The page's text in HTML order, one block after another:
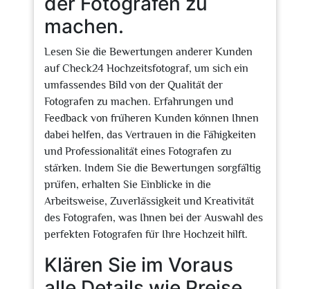
machen.
Lesen Sie die Bewertungen anderer Kunden
auf Check24 Hochzeitsfotograf, um sich ein
umfassendes Bild von der Qualität der
Fotografen zu machen. Erfahrungen und
Feedback von früheren Kunden können Ihnen
dabei helfen, das Vertrauen in die Fähigkeiten
und Professionalität eines Fotografen zu
stärken. Indem Sie die Bewertungen sorgfältig
prüfen, erhalten Sie Einblicke in die
Arbeitsweise, Zuverlässigkeit und Kreativität
des Fotografen, was Ihnen bei der Auswahl des
perfekten Fotografen für Ihre Hochzeit hilft.
Klären Sie im Voraus